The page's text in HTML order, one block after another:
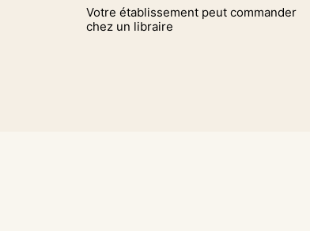
Votre établissement peut commander
chez un libraire